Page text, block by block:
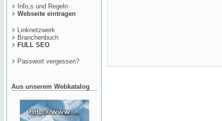
Info,s und Regeln
Webseite eintragen
Linknetzwerk
Branchenbuch
FULL SEO
Passwort vergessen?
Aus unserem Webkatalog